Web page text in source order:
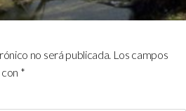
no será publicada. Los campos
*